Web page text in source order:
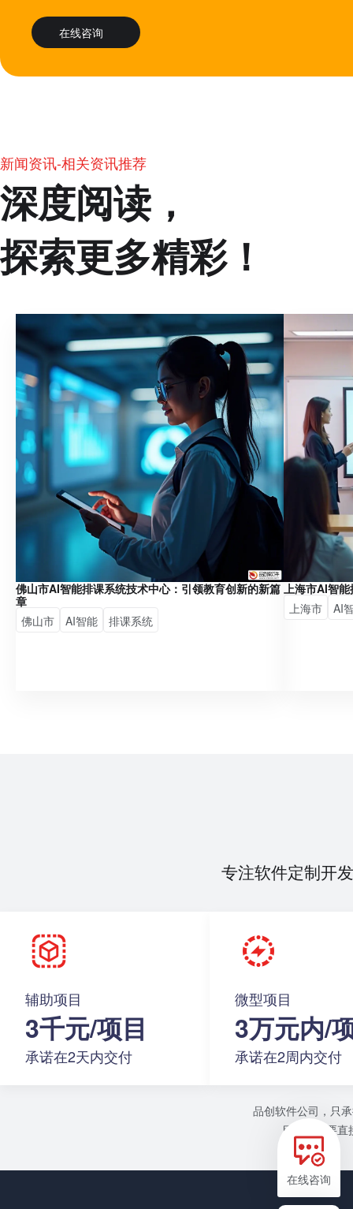
在线咨询
在线咨询
新闻资讯-相关资讯推荐
深度阅读，
探索更多精彩！
佛山市AI智能排课系统技术中心：引领教育创新的新篇
章
佛山市
AI智能 排课系统
上海市AI智
上海市
AI
专注软件定制开
辅助项目
3千元/项目
承诺在2天内交付
微型项目
3万元内/
承诺在2周内交付
品创软件公司，只
目或者需要